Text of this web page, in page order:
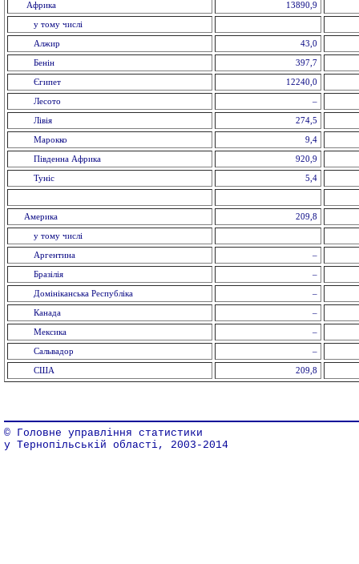
Африка 13890,9
у тому числі
Алжир 43,0
Бенін 397,7
Єгипет 12240,0
Лесото –
Лівія 274,5
Марокко 9,4
Південна Африка 920,9
Туніс 5,4
Америка 209,8
у тому числі
Аргентина –
Бразілія –
Домініканська Республіка –
Канада –
Мексика –
Сальвадор –
США 209,8
© Головне управління статистики
у Тернопільській області, 2003-2014